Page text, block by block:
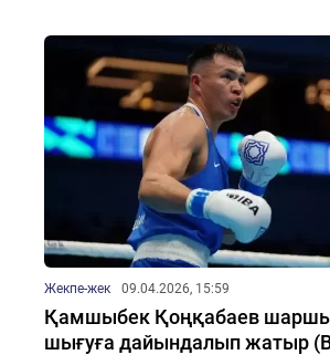
Жекпе-жек 09.04.2026, 15:59
Қамшыбек Қоңқабаев шаршы
шығуға дайындалып жатыр